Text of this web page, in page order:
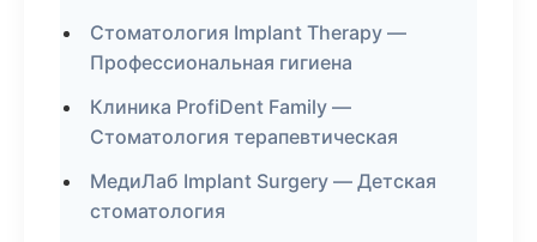
Стоматология Implant Therapy —
Профессиональная гигиена
Клиника ProfiDent Family —
Стоматология терапевтическая
МедиЛаб Implant Surgery — Детская
стоматология